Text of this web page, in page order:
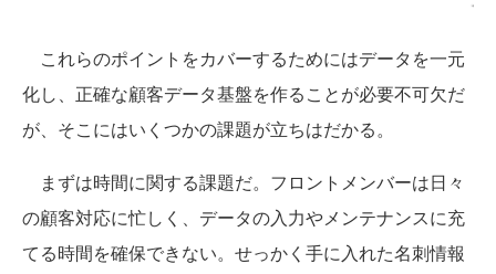
これらのポイントをカバーするためにはデータを一元
化し、正確な顧客データ基盤を作ることが必要不可欠だ
が、そこにはいくつかの課題が立ちはだかる。
まずは時間に関する課題だ。フロントメンバーは日々
の顧客対応に忙しく、データの入力やメンテナンスに充
てる時間を確保できない。せっかく手に入れた名刺情報